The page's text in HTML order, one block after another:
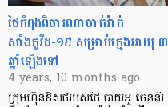
ថៃកំពុងពិចារណាចាក់វ៉ាក់
សាំងកូវីដ-១៩ សម្រាប់ក្មេងអាយុ ៣
ឆ្នាំឡើងទៅ
4 years, 10 months ago
ក្រុមហ៊ុនឱសថរបស់ថៃ បាយអូ ចេនន័រ